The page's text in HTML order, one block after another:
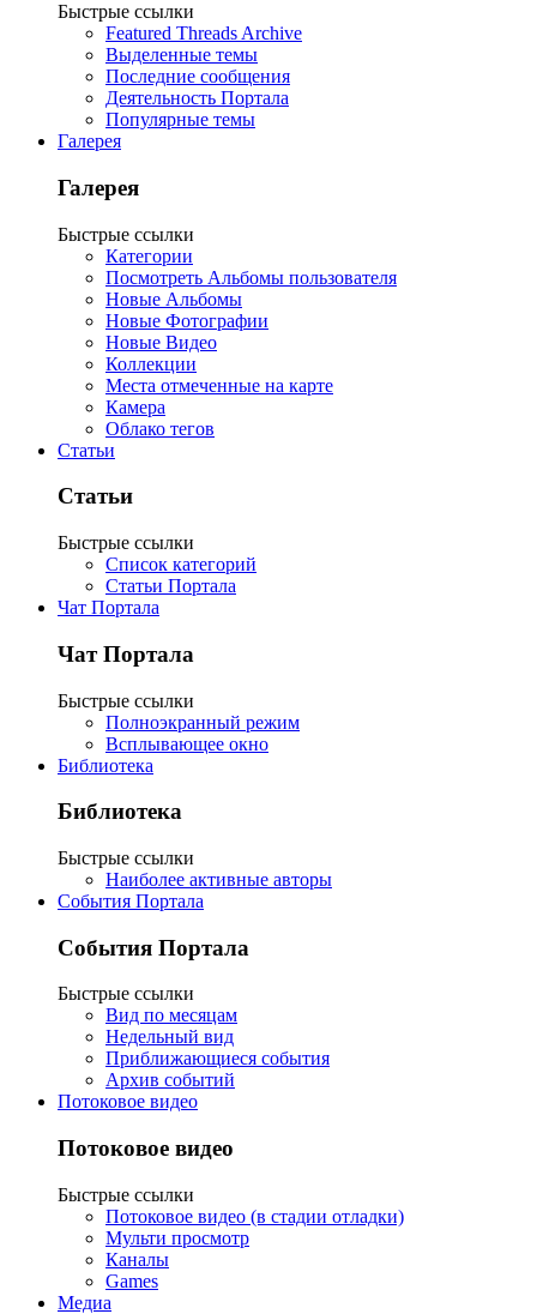
Быстрые ссылки
Featured Threads Archive
Выделенные темы
Последние сообщения
Деятельность Портала
Популярные темы
Галерея
Галерея
Быстрые ссылки
Категории
Посмотреть Альбомы пользователя
Новые Альбомы
Новые Фотографии
Новые Видео
Коллекции
Места отмеченные на карте
Камера
Облако тегов
Статьи
Статьи
Быстрые ссылки
Список категорий
Статьи Портала
Чат Портала
Чат Портала
Быстрые ссылки
Полноэкранный режим
Всплывающее окно
Библиотека
Библиотека
Быстрые ссылки
Наиболее активные авторы
События Портала
События Портала
Быстрые ссылки
Вид по месяцам
Недельный вид
Приближающиеся события
Архив событий
Потоковое видео
Потоковое видео
Быстрые ссылки
Потоковое видео (в стадии отладки)
Мульти просмотр
Каналы
Games
Медиа